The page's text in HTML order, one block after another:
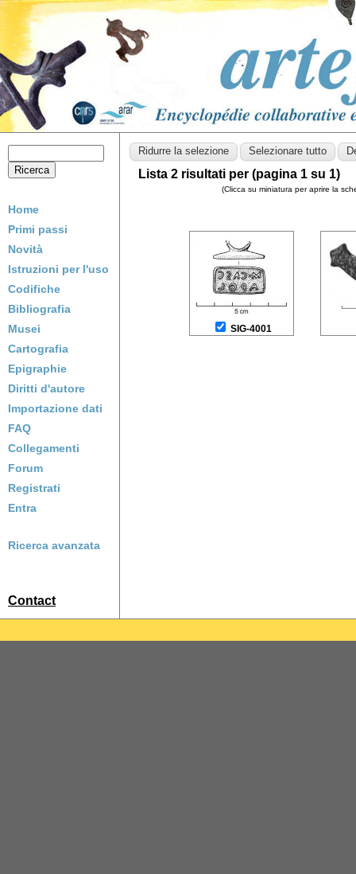
Home
Primi passi
Novità
Istruzioni per l'uso
Codifiche
Bibliografia
Musei
Cartografia
Epigraphie
Diritti d'autore
Importazione dati
FAQ
Collegamenti
Forum
Registrati
Entra
Ricerca avanzata
Contact
Lista 2 risultati per (pagina 1 su 1)
(Clicca su miniatura per aprire la
SIG-4001